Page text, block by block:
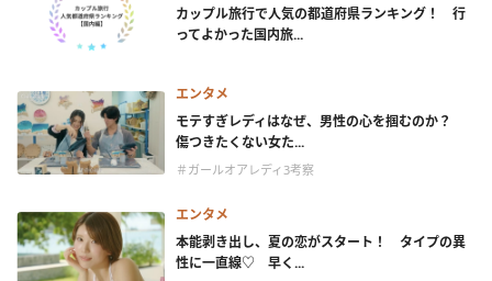
カップル旅行で人気の都道府県ランキング！ 行
ってよかった国内旅...
エンタメ
モテすぎレディはなぜ、男性の心を掴むのか？
傷つきたくない女た...
＃ガールオアレディ3考察
エンタメ
本能剥き出し、夏の恋がスタート！ タイプの異
性に一直線♡ 早く...